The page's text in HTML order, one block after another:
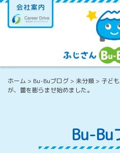
Skip
content
ホーム > Bu-Buブログ > 未分類 > 子ど
が、蕾を膨らませ始めました。
Bu-Bu